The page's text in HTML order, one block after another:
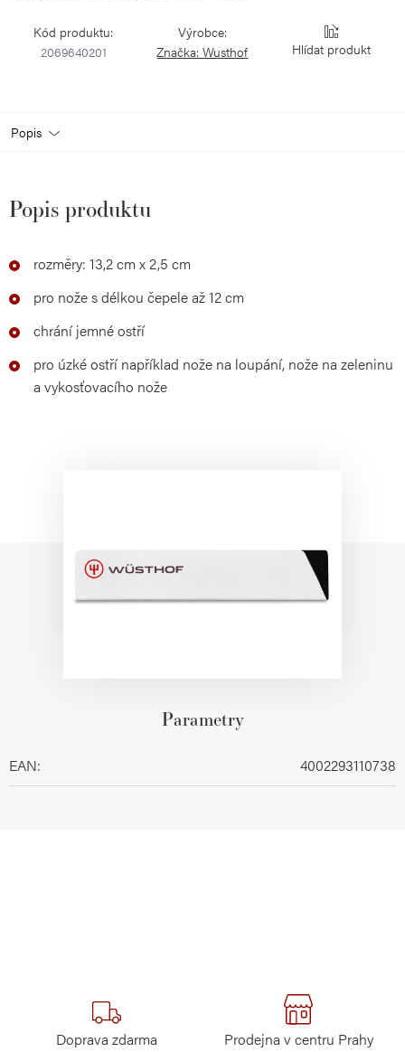
Kód produktu:
2069640201
Výrobce:
Značka:Wusthof Hlídat
Popis
Popis produktu
rozměry: 13,2 cm x 2,5 cm
pro nože s délkou čepele až 12 cm
chrání jemné ostří
pro úzké ostří například nože na loupání, nože na zeleninu
a vykosťovacího nože
Parametry
EAN: 4002293110738
Doprava zdarma Prodejna v centru Prahy